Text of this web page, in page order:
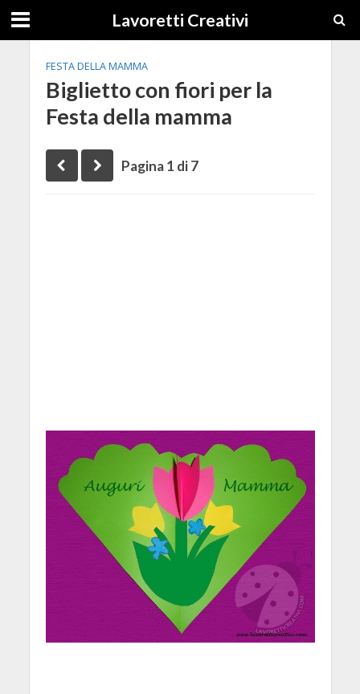
Lavoretti Creativi
FESTA DELLA MAMMA
Biglietto con fiori per la
Festa della mamma
Pagina 1 di 7